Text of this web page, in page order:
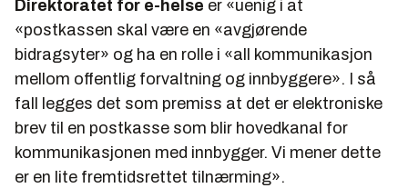
Direktoratet for e-helse er «uenig i at
«postkassen skal være en «avgjørende
bidragsyter» og ha en rolle i «all kommunikasjon
mellom offentlig forvaltning og innbyggere». I så
fall legges det som premiss at det er elektroniske
brev til en postkasse som blir hovedkanal for
kommunikasjonen med innbygger. Vi mener dette
er en lite fremtidsrettet tilnærming».